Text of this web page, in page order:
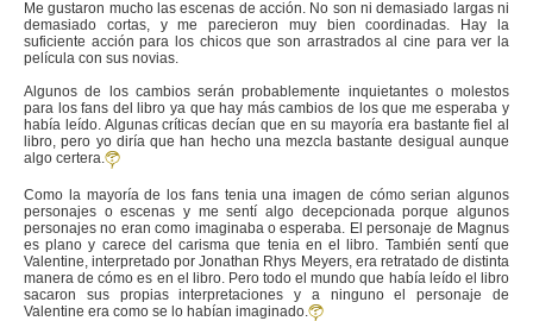
Me gustaron mucho las escenas de acción. No son ni demasiado largas ni
demasiado cortas, y me parecieron muy bien coordinadas. Hay la
suficiente acción para los chicos que son arrastrados al cine para ver la
película con sus novias.
Algunos de los cambios serán probablemente inquietantes o molestos
para los fans del libro ya que hay más cambios de los que me esperaba y
había leído. Algunas críticas decían que en su mayoría era bastante fiel al
libro, pero yo diría que han hecho una mezcla bastante desigual aunque
algo certera.
Como la mayoría de los fans tenia una imagen de cómo serian algunos
personajes o escenas y me sentí algo decepcionada porque algunos
personajes no eran como imaginaba o esperaba. El personaje de Magnus
es plano y carece del carisma que tenia en el libro. También sentí que
Valentine, interpretado por Jonathan Rhys Meyers, era retratado de distinta
manera de cómo es en el libro. Pero todo el mundo que había leído el libro
sacaron sus propias interpretaciones y a ninguno el personaje de
Valentine era como se lo habían imaginado.